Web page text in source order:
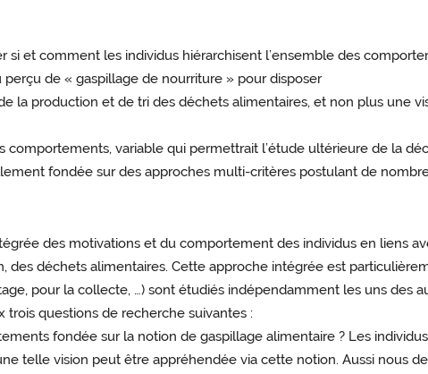
si et comment les individus hiérarchisent l’ensemble des
de « gaspillage de nourriture » pour disposer
la production et de tri des déchets alimentaires, et non plus une
variable qui permettrait l’étude ultérieure de la
fondée sur des approches multi-critères postulant de
des motivations et du comportement des individus en liens
des déchets alimentaires. Cette approche intégrée est
pour la collecte, …) sont étudiés indépendamment les uns des
questions de recherche suivantes :
fondée sur la notion de gaspillage alimentaire ? Les
telle vision peut être appréhendée via cette notion. Aussi nous